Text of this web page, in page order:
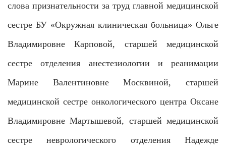
слова признательности за труд главной медицинской
сестре БУ «Окружная клиническая больница» Ольге
Владимировне Карповой, старшей медицинской
сестре отделения анестезиологии и реанимации
Марине Валентиновне Москвиной, старшей
медицинской сестре онкологического центра Оксане
Владимировне Мартышевой, старшей медицинской
сестре неврологического отделения Надежде